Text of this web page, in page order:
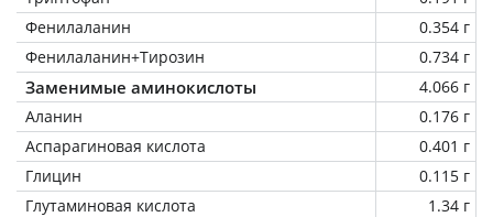
Фенилаланин
0.354 г
Фенилаланин+Тирозин
0.734 г
Заменимые аминокислоты
4.066 г
Аланин
0.176 г
Аспарагиновая кислота
0.401 г
Глицин
0.115 г
Глутаминовая кислота
1.34 г